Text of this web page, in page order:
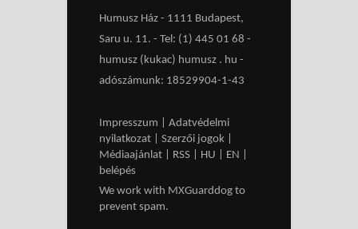
Humusz Ház - 1111 Budapest,
Saru u. 11. - Tel: (1) 445 01 68 -
humusz (kukac) humusz . hu -
adószámunk: 18529904-1-43
Impresszum
Adatvédelmi
nyilatkozat
Szerzői jogok
Médiaajánlat
RSS HU EN
belépés
We work with MXGuarddog to
prevent spam.